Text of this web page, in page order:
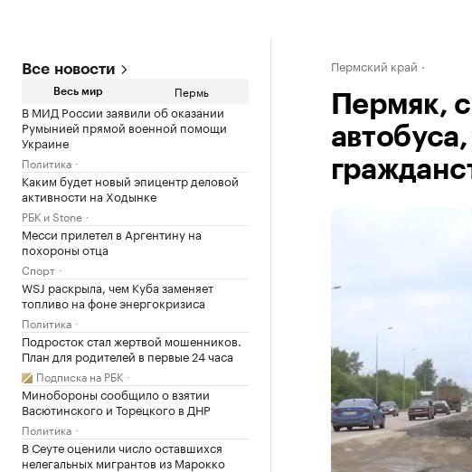
Все новости
Весь мир Пермь
В МИД России заявили об оказании
Румынией прямой военной помощи
Украине
Политика
Каким будет новый эпицентр деловой
активности на Ходынке
РБК и Stone
Месси прилетел в Аргентину на
похороны отца
Спорт
WSJ раскрыла, чем Куба заменяет
топливо на фоне энергокризиса
Политика
Подросток стал жертвой мошенников.
План для родителей в первые 24 часа
Подписка на РБК
Минобороны сообщило о взятии
Васютинского и Торецкого в ДНР
Политика
В Сеуте оценили число оставшихся
нелегальных мигрантов из Марокко
Пермский край
Пермяк,